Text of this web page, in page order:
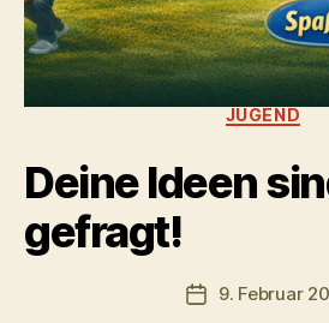
Kategorien JUGEND
Deine Ideen
gefragt!
9. Februar